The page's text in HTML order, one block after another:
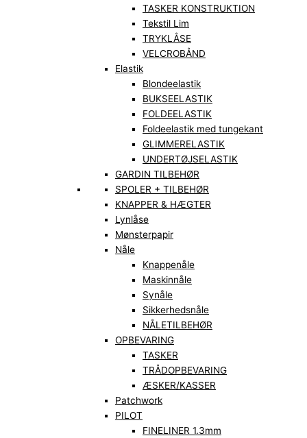
TASKER KONSTRUKTION
Tekstil Lim
TRYKLÅSE
VELCROBÅND
Elastik
Blondeelastik
BUKSEELASTIK
FOLDEELASTIK
Foldeelastik med tungekant
GLIMMERELASTIK
UNDERTØJSELASTIK
GARDIN TILBEHØR
SPOLER + TILBEHØR
KNAPPER & HÆGTER
Lynlåse
Mønsterpapir
Nåle
Knappenåle
Maskinnåle
Synåle
Sikkerhedsnåle
NÅLETILBEHØR
OPBEVARING
TASKER
TRÅDOPBEVARING
ÆSKER/KASSER
Patchwork
PILOT
FINELINER 1.3mm